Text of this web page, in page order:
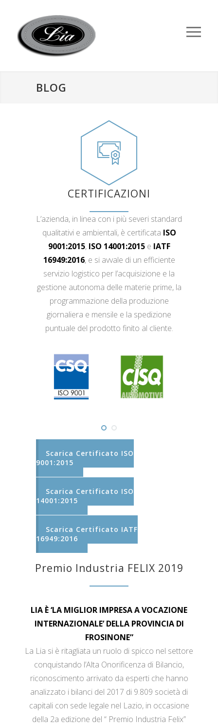
BLOG
CERTIFICAZIONI
L’azienda, in linea con i più severi standard
qualitativi e ambientali, è certificata ISO
9001:2015, ISO 14001:2015e IATF
16949:2016, e si avvale di un efficiente
servizio logistico per l’acquisizione e la
gestione autonoma delle materie prime, la
programmazione della produzione
giornaliera e mensile e la spedizione
puntuale del prodotto finito al cliente.
Scarica Certificato ISO
9001:2015
Scarica Certificato ISO
14001:2015
Scarica Certificato IATF
16949:2016
Premio Industria FELIX 2019
LIA È ‘LA MIGLIOR IMPRESA A VOCAZIONE
INTERNAZIONALE’ DELLA PROVINCIA DI
FROSINONE”
La Lia si è ritagliata un ruolo di spicco nel settore
conquistando l’Alta Onorificenza di Bilancio,
riconoscimento arrivato da esperti che hanno
analizzato i bilanci del 2017 di 9.809 società di
capitali con sede legale nel Lazio, in occasione
della 2a edizione del “ Premio Industria Felix”